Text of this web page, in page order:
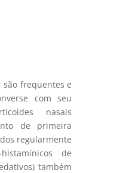
são frequentes e
com seu
nasais
de primeira
regularmente
de
também